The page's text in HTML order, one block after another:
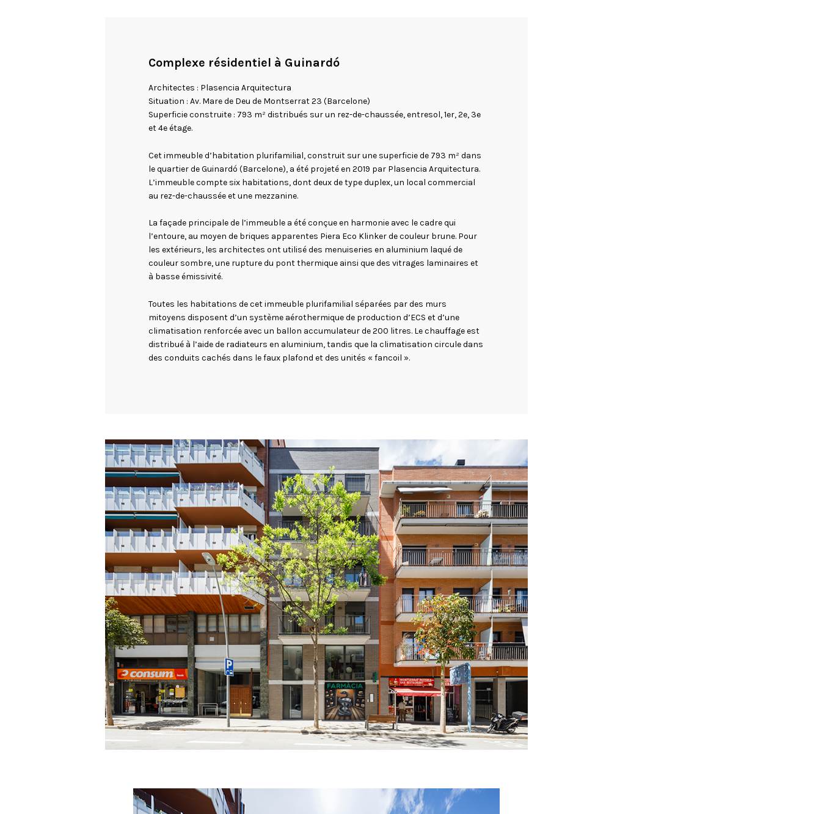
Complexe résidentiel à Guinardó
Architectes : Plasencia Arquitectura
Situation : Av. Mare de Deu de Montserrat 23 (Barcelone)
Superficie construite : 793 m² distribués sur un rez-de-chaussée, entresol, 1er, 2e, 3e
et 4e étage.
Cet immeuble d’habitation plurifamilial, construit sur une superficie de 793 m² dans
le quartier de Guinardó (Barcelone), a été projeté en 2019 par Plasencia Arquitectura.
L’immeuble compte six habitations, dont deux de type duplex, un local commercial
au rez-de-chaussée et une mezzanine.
La façade principale de l’immeuble a été conçue en harmonie avec le cadre qui
l’entoure, au moyen de briques apparentes Piera Eco Klinker de couleur brune. Pour
les extérieurs, les architectes ont utilisé des menuiseries en aluminium laqué de
couleur sombre, une rupture du pont thermique ainsi que des vitrages laminaires et
à basse émissivité.
Toutes les habitations de cet immeuble plurifamilial séparées par des murs
mitoyens disposent d’un système aérothermique de production d’ECS et d’une
climatisation renforcée avec un ballon accumulateur de 200 litres. Le chauffage est
distribué à l’aide de radiateurs en aluminium, tandis que la climatisation circule dans
des conduits cachés dans le faux plafond et des unités « fancoil ».